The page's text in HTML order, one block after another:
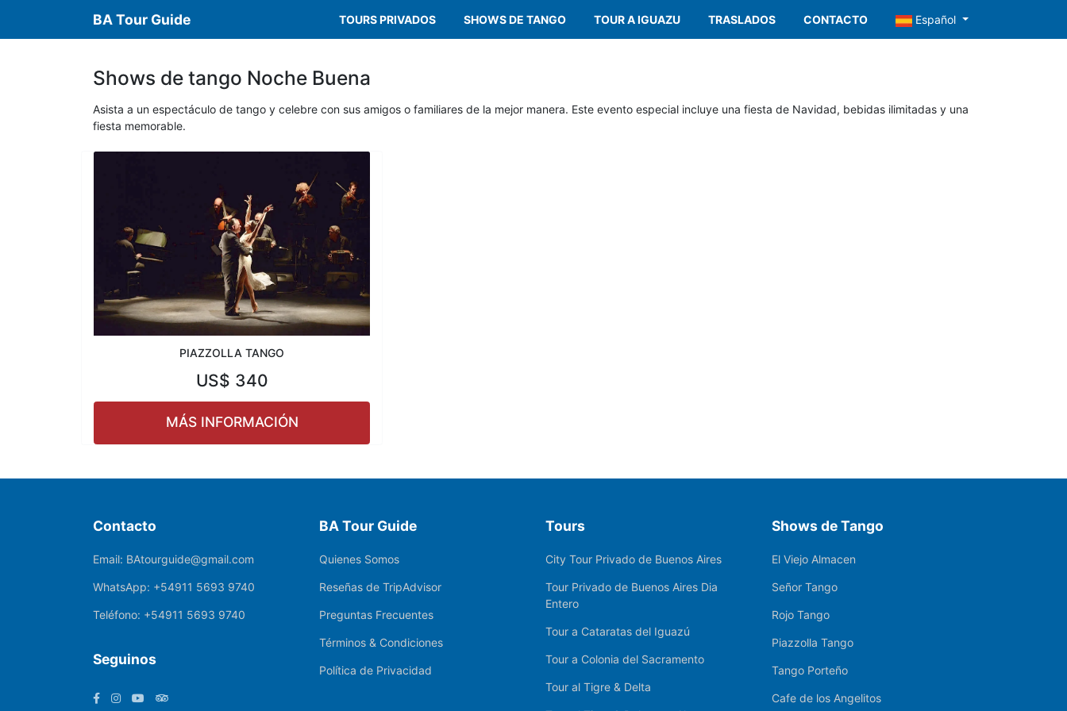
BA Tour Guide TOURS PRIVADOS SHOWS DE TANGO TOUR A IGUAZU TRASLADOS CONTACTO Español
Shows de tango Noche Buena
Asista a un espectáculo de tango y celebre con sus amigos o familiares de la mejor manera. Este evento especial incluye una fiesta de Navidad, bebidas ilimitadas y una
fiesta memorable.
PIAZZOLLA TANGO
US$ 340
MÁS INFORMACIÓN
Contacto
Email: BAtourguide@gmail.com
WhatsApp: +54911 5693 9740
Teléfono: +54911 5693 9740
Seguinos
BA Tour Guide
Quienes Somos
Reseñas de TripAdvisor
Preguntas Frecuentes
Términos & Condiciones
Política de Privacidad
Tours
City Tour Privado de Buenos Aires
Tour Privado de Buenos Aires Dia
Entero
Tour a Cataratas del Iguazú
Tour a Colonia del Sacramento
Tour al Tigre & Delta
Shows de Tango
El Viejo Almacen
Señor Tango
Rojo Tango
Piazzolla Tango
Tango Porteño
Cafe de los Angelitos